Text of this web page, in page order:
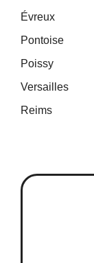
Évreux
Pontoise
Poissy
Versailles
Reims